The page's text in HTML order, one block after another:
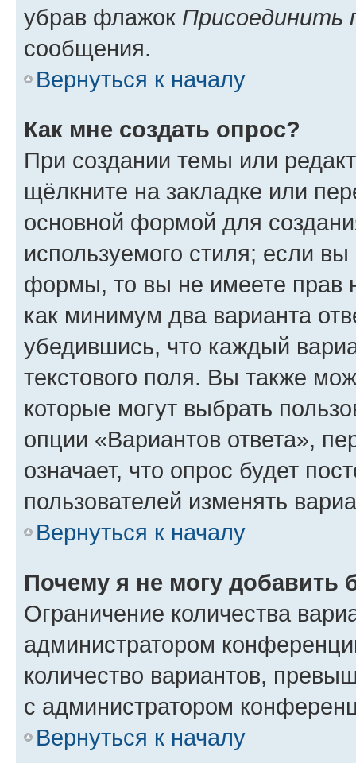
убрав флажок Присоединить
сообщения.
Вернуться к началу
Как мне создать опрос?
При создании темы или
щёлкните на закладке или
основной формой для
используемого стиля; если
формы, то вы не имеете прав
как минимум два варианта
убедившись, что каждый
текстового поля. Вы также
которые могут выбрать
опции «Вариантов ответа»,
означает, что опрос будет
пользователей изменять
Вернуться к началу
Почему я не могу добавить
Ограничение количества
администратором
количество вариантов,
с администратором
Вернуться к началу